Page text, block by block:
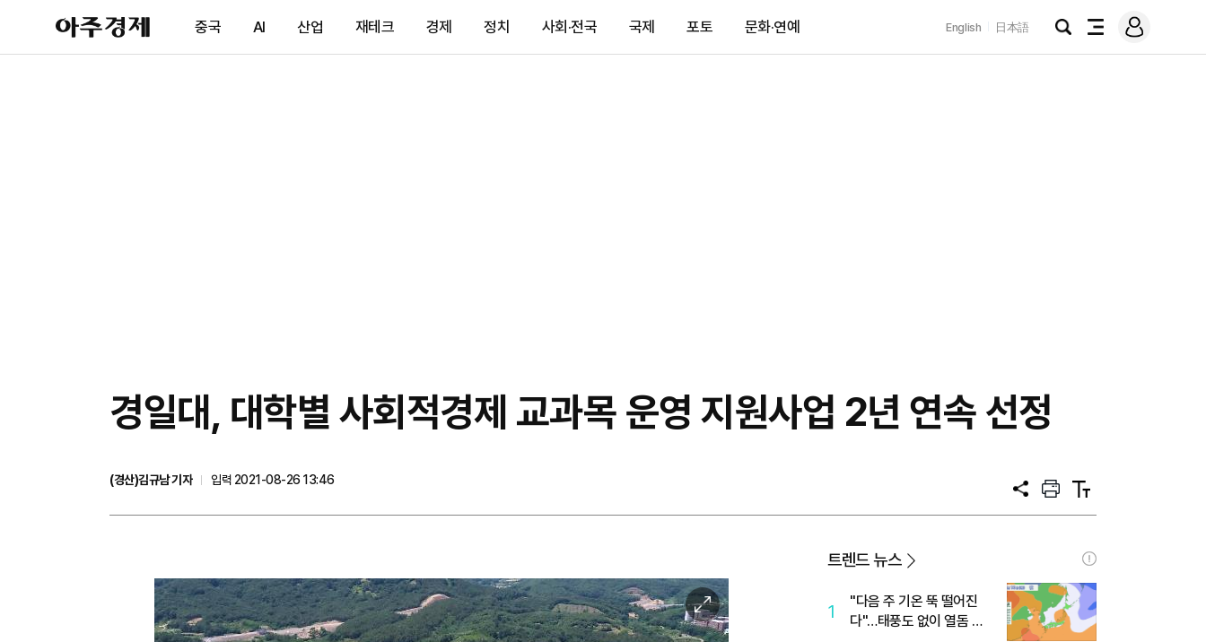
아
주
제
중국 AI 산업 재테크 경제 정치 사회·전국 국제 포토 문화·연예 English 日本語
검
전
메
그
경일대, 대학별 사회적경제 교과목 운영 지원사업 2년 연속 선정
(경산)김규남 기자
입력 2021-08-26 13:46
공
프
트
텍
트
이
미
트렌드 뉴스
1
"다음 주 기온 뚝 떨어진
다"…태풍도 없이 열돔 박